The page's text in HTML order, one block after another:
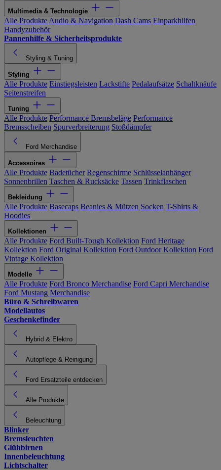
Multimedia & Technologie
Alle Produkte Audio & Navigation Dash Cams Einparkhilfen
Handyzubehör
Pannenhilfe & Sicherheitsprodukte
Styling & Tuning
Styling
Alle Produkte Einstiegsleisten Lackstifte Pedalaufsätze Schaltknäufe
Seitenstreifen
Tuning
Alle Produkte Performance Bremsbeläge Performance
Bremsscheiben Spurverbreiterung Stoßdämpfer
Ford Merchandise
Accessoires
Alle Produkte Badetücher Regenschirme Schlüsselanhänger
Sonnenbrillen Taschen & Rucksäcke Tassen Trinkflaschen
Bekleidung
Alle Produkte Basecaps Beanies & Mützen Socken T-Shirts &
Hoodies
Kollektionen
Alle Produkte Ford Built-Tough Kollektion Ford Heritage
Kollektion Ford Original Kollektion Ford Outdoor Kollektion Ford
Vintage Kollektion
Modelle
Alle Produkte Ford Bronco Merchandise Ford Capri Merchandise
Ford Mustang Merchandise
Büro & Schreibwaren
Modellautos
Geschenkefinder
Hybrid & Elektro
Autopflege & Reinigung
Ford Ersatzteile entdecken
Alle Produkte
Beleuchtung
Blinker
Bremsleuchten
Glühbirnen
Innenbeleuchtung
Lichtschalter